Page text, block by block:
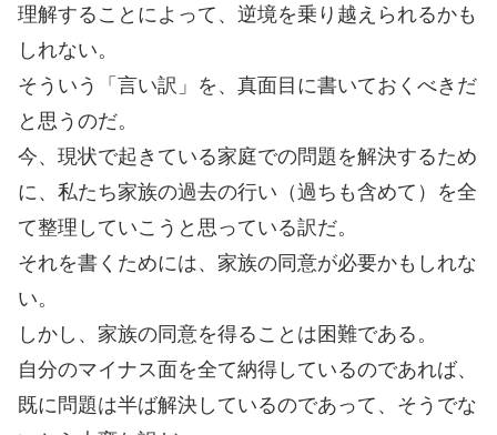
理解することによって、逆境を乗り越えられるかも
しれない。
そういう「言い訳」を、真面目に書いておくべきだ
と思うのだ。
今、現状で起きている家庭での問題を解決するため
に、私たち家族の過去の行い（過ちも含めて）を全
て整理していこうと思っている訳だ。
それを書くためには、家族の同意が必要かもしれな
い。
しかし、家族の同意を得ることは困難である。
自分のマイナス面を全て納得しているのであれば、
既に問題は半ば解決しているのであって、そうでな